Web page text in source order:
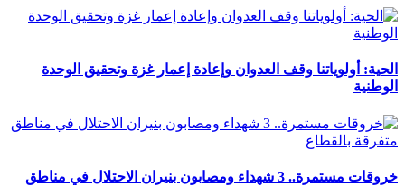
الحية: أولوياتنا وقف العدوان وإعادة إعمار غزة وتحقيق الوحدة
الوطنية
خروقات مستمرة.. 3 شهداء ومصابون بنيران الاحتلال في مناطق